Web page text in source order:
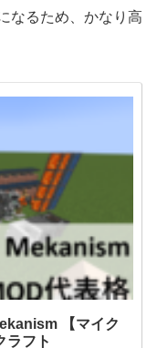
なるため、かなり高
【マイク
ラフト